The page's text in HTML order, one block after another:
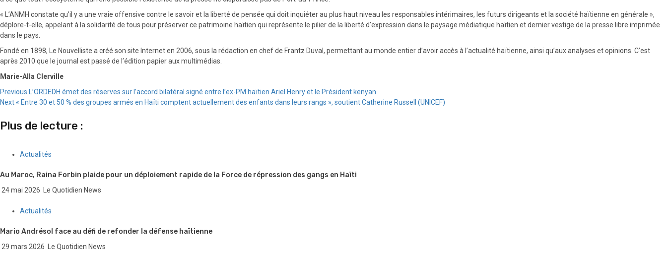
« L’ANMH constate qu’il y a une vraie offensive contre le savoir et la liberté de pensée qui doit inquiéter au plus haut niveau les responsables intérimaires, les futurs dirigeants et la société haïtienne en générale »,
déplore-t-elle, appelant à la solidarité de tous pour préserver ce patrimoine haïtien qui représente le pilier de la liberté d’expression dans le paysage médiatique haïtien et dernier vestige de la presse libre imprimée
dans le pays.
Fondé en 1898, Le Nouvelliste a créé son site Internet en 2006, sous la rédaction en chef de Frantz Duval, permettant au monde entier d’avoir accès à l’actualité haïtienne, ainsi qu’aux analyses et opinions. C’est
après 2010 que le journal est passé de l’édition papier aux multimédias.
Marie-Alla Clerville
Continue
Reading
Previous L’ORDEDH émet des réserves sur l’accord bilatéral signé entre l’ex-PM haïtien Ariel Henry et le Président kenyan
Next« Entre 30 et 50 % des groupes armés en Haïti comptent actuellement des enfants dans leurs rangs », soutient Catherine Russell (UNICEF)
Plus de lecture :
Actualités
Au Maroc, Raina Forbin plaide pour un déploiement rapide de la Force de répression des gangs en Haïti
24 mai 2026 Le Quotidien News
Actualités
Mario Andrésol face au défi de refonder la défense haïtienne
29 mars 2026 Le Quotidien News